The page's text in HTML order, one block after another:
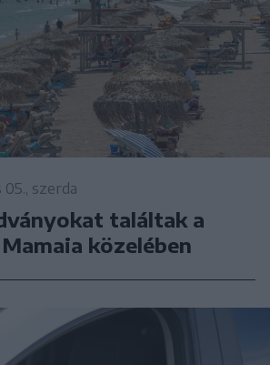
szerda
találtak a
közelében